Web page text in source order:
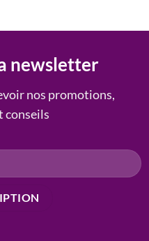
newsletter
nos promotions,
conseils